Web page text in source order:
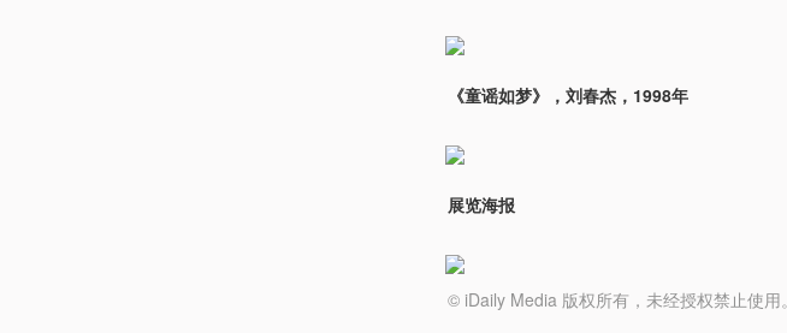
《童谣如梦》，刘春杰，1998年
展览海报
© iDaily Media 版权所有，未经授权禁止使用。